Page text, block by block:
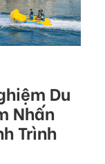
Du
Nhấn
Trình